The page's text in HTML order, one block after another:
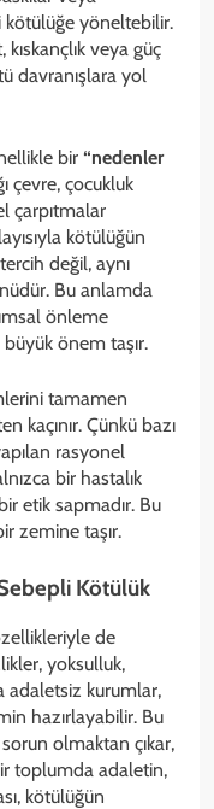
kötülüğe yöneltebilir.
veya güç
davranışlara yol
bir “nedenler
çevre, çocukluk
çarpıtmalar
kötülüğün
değil, aynı
Bu anlamda
önleme
önem taşır.
tamamen
kaçınır. Çünkü bazı
rasyonel
bir hastalık
etik sapmadır. Bu
zemine taşır.
Kötülük
de
yoksulluk,
adaletsiz kurumlar,
hazırlayabilir. Bu
olmaktan çıkar,
toplumda adaletin,
kötülüğün